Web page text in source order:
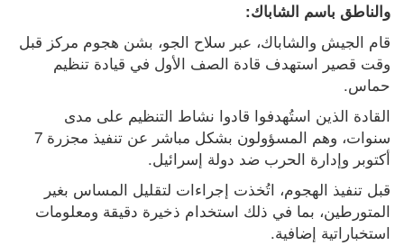
والناطق باسم الشاباك:
حماس.
أكتوبر وإدارة الحرب ضد دولة إسرائيل.
استخباراتية إضافية.